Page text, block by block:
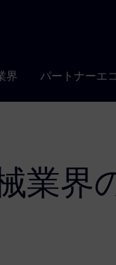
界 パートナーエ
業界